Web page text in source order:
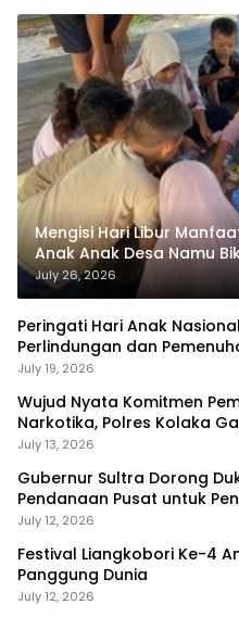
Mengisi Hari Libur
Anak Anak Desa Namu
Bernilai Ekonomi
July 26, 2026
Peringati Hari Anak
Perlindungan dan
July 19, 2026
Wujud Nyata Komitmen
Narkotika, Polres Kolaka
Sabu-Sabu
July 13, 2026
Gubernur Sultra Dorong
Pendanaan Pusat untuk
Liangkobhori
July 12, 2026
Festival Liangkobori Ke-4
Panggung Dunia
July 12, 2026